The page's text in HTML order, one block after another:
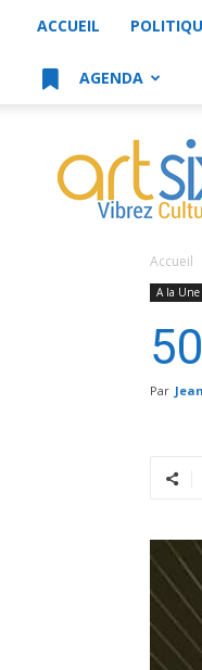
ACCUEIL
AGENDA
artsixMic
Accueil
A la Une
Par